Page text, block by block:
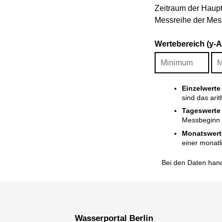
Zeitraum der
Messreihe der
Wertebereich (y-
Einzelwerte
sind das
Tageswerte
einer
Bei den Daten
Wasserportal Berlin